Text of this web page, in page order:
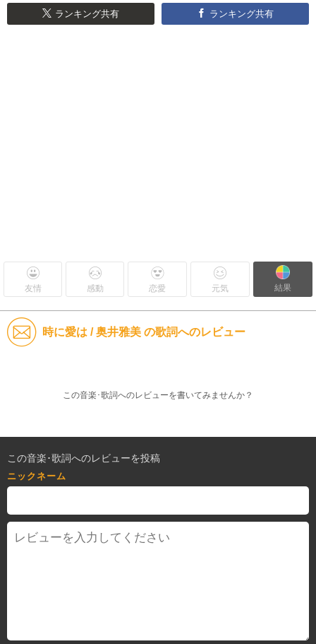
ランキング共有 ランキング共有
友情 感動 恋愛 元気 結果
時に愛は / 奥井雅美 の歌詞へのレビュー
この音楽･歌詞へのレビューを書いてみませんか？
この音楽･歌詞へのレビューを投稿
ニックネーム